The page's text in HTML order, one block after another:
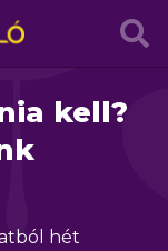
kell?
hét